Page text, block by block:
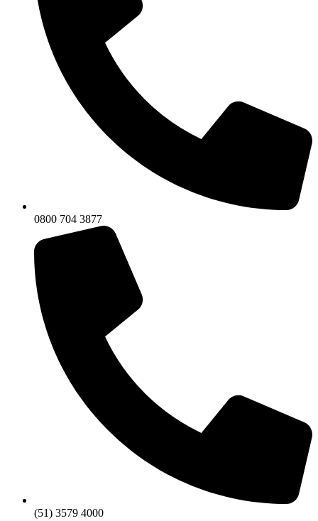
0800 704 3877
(51) 3579 4000